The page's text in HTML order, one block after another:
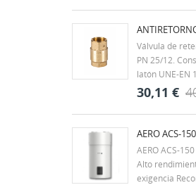
roscados
Rango de
60ºC. Mando
acero con
DACROMET,...
Válvula de
PN 25/12.
latón UNE-EN
clapeta
Muelle en
Extremos
- ISO 228/1.
Montaje en
30,11 €
AERO ACS-
AERO ACS-
Alto
exigencia